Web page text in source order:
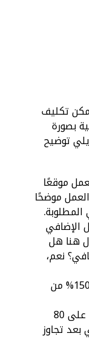
تكليف
بصورة
توضيح
موقعًا
موضحًا
الإضافي
هنا هل
نعم،
صرف أجر ساعة إضافية يساوي 150% من
احتساب أي ساعات إضافية تزيد على 80
تجاوز